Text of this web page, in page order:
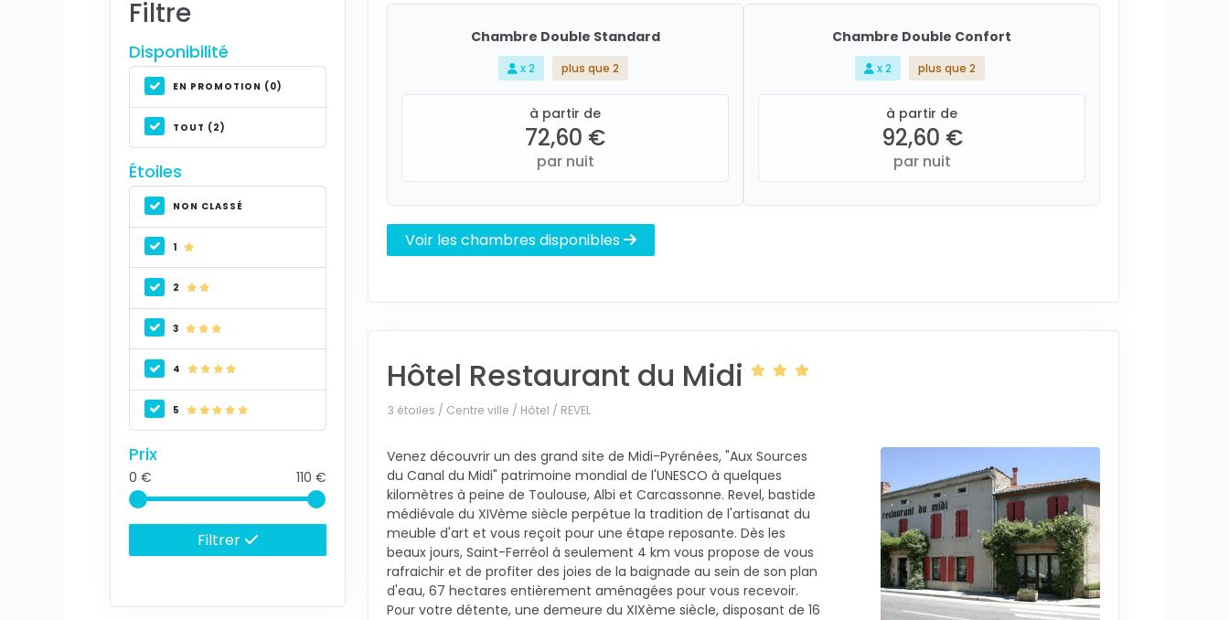
Filtre
Disponibilité
EN PROMOTION (0)
TOUT (2)
Étoiles
NON CLASSÉ
1
2
3
4
5
Prix
0 110
Filtrer
Chambre Double Standard
x 2 plus que 2
à partir de
72,60 €
par nuit
Chambre Double Confort
x 2 plus que 2
à partir de
92,60 €
par nuit
Voir les chambres disponibles
Hôtel Restaurant du Midi
3 étoiles / Centre ville / Hôtel / REVEL
Venez découvrir un des grand site de Midi-Pyrénées, "Aux Sources
du Canal du Midi" patrimoine mondial de l'UNESCO à quelques
kilomètres à peine de Toulouse, Albi et Carcassonne. Revel, bastide
médiévale du XIVème siècle perpétue la tradition de l'artisanat du
meuble d'art et vous reçoit pour une étape reposante. Dès les
beaux jours, Saint-Ferréol à seulement 4 km vous propose de vous
rafraichir et de profiter des joies de la baignade au sein de son plan
d'eau, 67 hectares entièrement aménagées pour vous recevoir.
Pour votre détente, une demeure du XIXème siècle, disposant de 16